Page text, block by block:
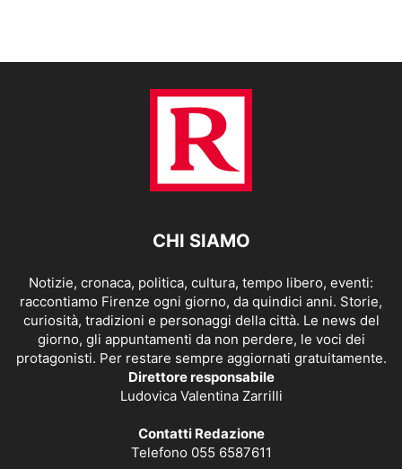
CHI SIAMO
Notizie, cronaca, politica, cultura, tempo libero, eventi:
raccontiamo Firenze ogni giorno, da quindici anni. Storie,
curiosità, tradizioni e personaggi della città. Le news del
giorno, gli appuntamenti da non perdere, le voci dei
protagonisti. Per restare sempre aggiornati gratuitamente.
Direttore responsabile
Ludovica Valentina Zarrilli
Contatti Redazione
Telefono 055 6587611